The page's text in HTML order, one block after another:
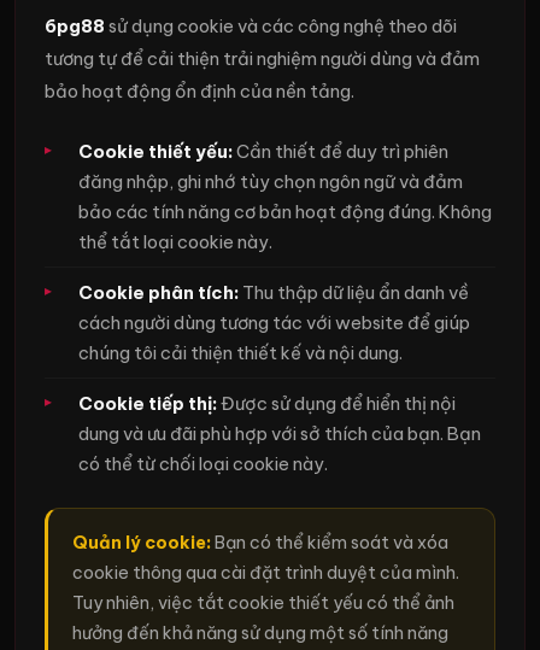
6pg88 sử dụng cookie và các công nghệ theo dõi
tương tự để cải thiện trải nghiệm người dùng và đảm
bảo hoạt động ổn định của nền tảng.
Cookie thiết yếu:Cần thiết để duy trì phiên
đăng nhập, ghi nhớ tùy chọn ngôn ngữ và đảm
bảo các tính năng cơ bản hoạt động đúng. Không
thể tắt loại cookie này.
Cookie phân tích: Thu thập dữ liệu ẩn danh về
cách người dùng tương tác với website để giúp
chúng tôi cải thiện thiết kế và nội dung.
Cookie tiếp thị:Được sử dụng để hiển thị nội
dung và ưu đãi phù hợp với sở thích của bạn. Bạn
có thể từ chối loại cookie này.
Quản lý cookie:Bạn có thể kiểm soát và xóa
cookie thông qua cài đặt trình duyệt của mình.
Tuy nhiên, việc tắt cookie thiết yếu có thể ảnh
hưởng đến khả năng sử dụng một số tính năng